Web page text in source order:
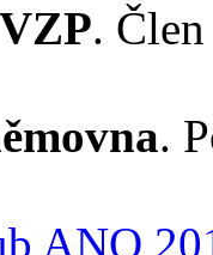
.
.
ANO